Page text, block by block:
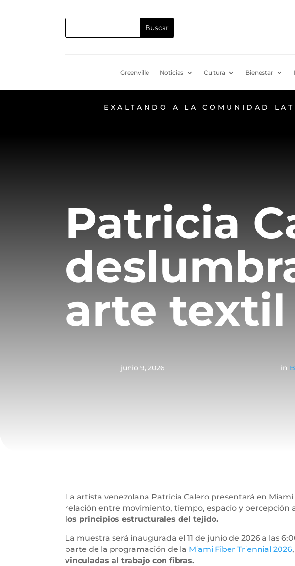
Greenville Noticias Cultura Bienestar
EXALTANDO A LA COMUNIDAD
Patricia
arte
junio 9, 2026 in
La artista venezolana Patricia Calero presentará en Miami
relación entre movimiento, tiempo, espacio y percepción
los principios estructurales del tejido.
La muestra será inaugurada el 11 de junio de 2026 a las
parte de la programación de la Miami Fiber Triennial 2026,
vinculadas al trabajo con fibras.